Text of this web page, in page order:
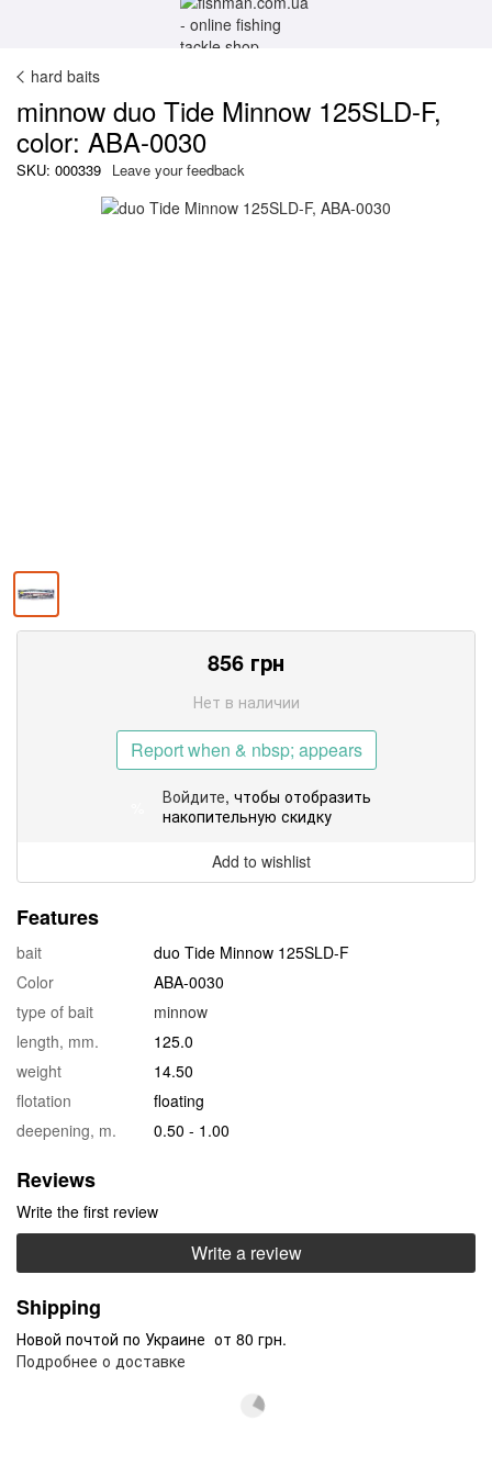
hard baits
minnow duo Tide Minnow 125SLD-F,
color: ABA-0030
SKU: 000339 Leave your feedback
856 грн
Нет в наличии
Report when & nbsp; appears
Войдите, чтобы отобразить
накопительную скидку
Add to wishlist
Features
bait
duo Tide Minnow 125SLD-F
Color
ABA-0030
type of bait
minnow
length, mm.
125.0
weight
14.50
flotation
floating
deepening, m.
0.50 - 1.00
Reviews
Write the first review
Write a review
Shipping
Новой почтой по Украине от 80 грн.
Подробнее о доставке